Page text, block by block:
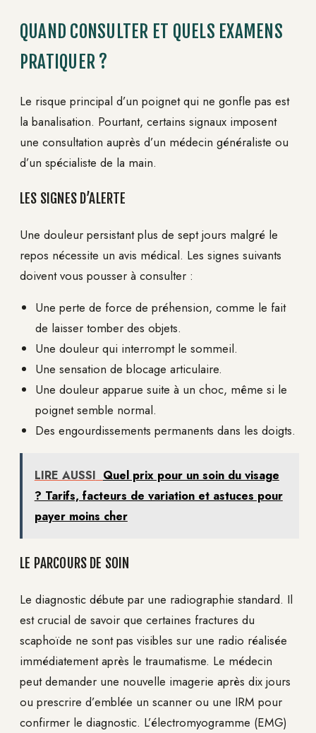
QUAND CONSULTER ET QUELS EXAMENS
PRATIQUER ?
Le risque principal d’un poignet qui ne gonfle pas est
la banalisation. Pourtant, certains signaux imposent
une consultation auprès d’un médecin généraliste ou
d’un spécialiste de la main.
LES SIGNES D’ALERTE
Une douleur persistant plus de sept jours malgré le
repos nécessite un avis médical. Les signes suivants
doivent vous pousser à consulter :
Une perte de force de préhension, comme le fait
de laisser tomber des objets.
Une douleur qui interrompt le sommeil.
Une sensation de blocage articulaire.
Une douleur apparue suite à un choc, même si le
poignet semble normal.
Des engourdissements permanents dans les doigts.
LIRE AUSSI Quel prix pour un soin du visage
? Tarifs, facteurs de variation et astuces pour
payer moins cher
LE PARCOURS DE SOIN
Le diagnostic débute par une radiographie standard. Il
est crucial de savoir que certaines fractures du
scaphoïde ne sont pas visibles sur une radio réalisée
immédiatement après le traumatisme. Le médecin
peut demander une nouvelle imagerie après dix jours
ou prescrire d’emblée un scanner ou une IRM pour
confirmer le diagnostic. L’électromyogramme (EMG)